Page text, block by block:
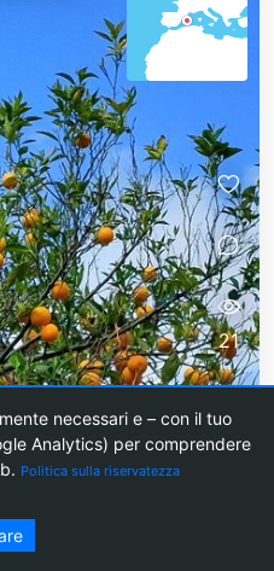
21
necessari e – con il tuo
Analytics) per comprendere
Politica sulla riservatezza